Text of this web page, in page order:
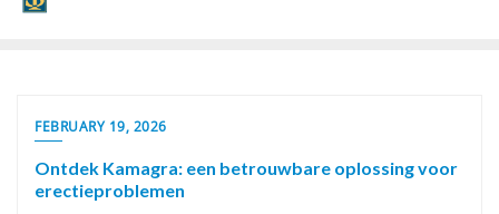
FEBRUARY 19, 2026
Ontdek Kamagra: een betrouwbare oplossing voor
erectieproblemen